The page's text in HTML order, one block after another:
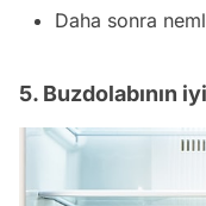
Daha sonra
5. Buzdolabının